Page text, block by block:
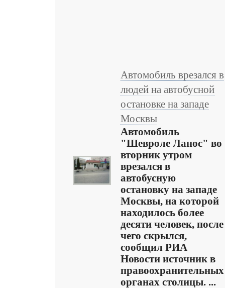
Автомобиль врезался в
людей на автобусной
остановке на западе
Москвы
Автомобиль
"Шевроле Ланос" во
вторник утром
врезался в
автобусную
остановку на западе
Москвы, на которой
находилось более
десяти человек, после
чего скрылся,
сообщил РИА
Новости источник в
правоохранительных
органах столицы. ...